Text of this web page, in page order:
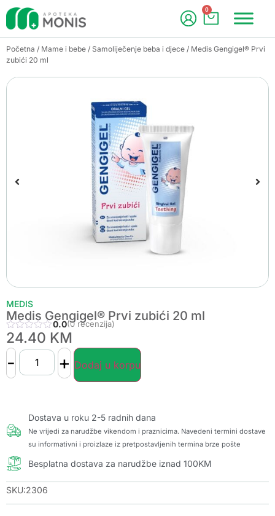
0
Početna / Mame i bebe / Samoliječenje beba i djece / Medis Gengigel® Prvi
zubići 20 ml
MEDIS
Medis Gengigel® Prvi zubići 20 ml
0.0(0 recenzija)
24.40 KM
- + Dodaj u korpu
Dostava u roku 2-5 radnih dana
Ne vrijedi za narudžbe vikendom i praznicima. Navedeni termini dostave
su informativni i proizlaze iz pretpostavljenih termina brze pošte
Besplatna dostava za narudžbe iznad 100KM
SKU:2306